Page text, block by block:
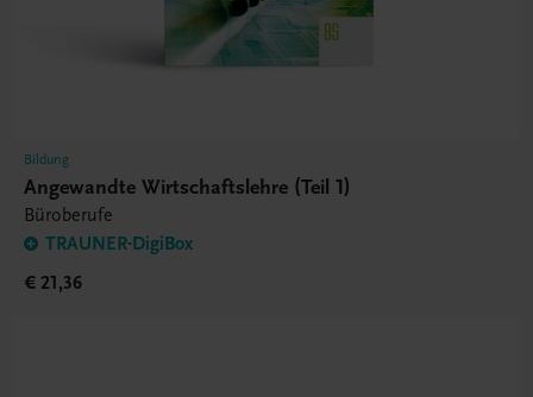
Bildung
Angewandte Wirtschaftslehre (Teil 1)
Büroberufe
TRAUNER-DigiBox
€ 21,36